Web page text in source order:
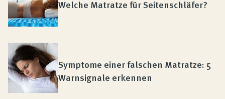
Welche Matratze für Seitenschläfer?
Symptome einer falschen Matratze: 5
Warnsignale erkennen